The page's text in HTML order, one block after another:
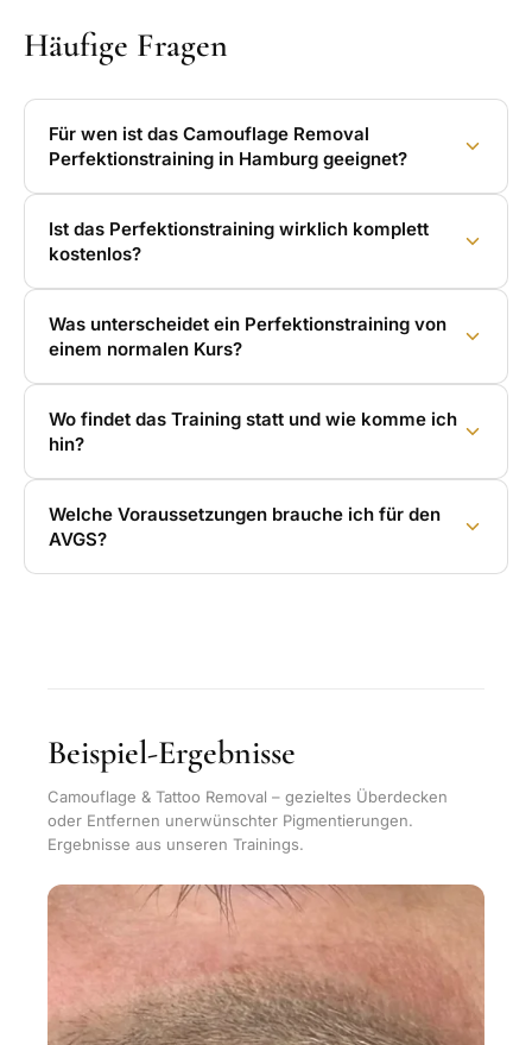
Häufige Fragen
Für wen ist das Camouflage Removal
Perfektionstraining in Hamburg geeignet?
Ist das Perfektionstraining wirklich komplett
kostenlos?
Was unterscheidet ein Perfektionstraining von
einem normalen Kurs?
Wo findet das Training statt und wie komme ich
hin?
Welche Voraussetzungen brauche ich für den
AVGS?
Beispiel-Ergebnisse
Camouflage & Tattoo Removal – gezieltes Überdecken
oder Entfernen unerwünschter Pigmentierungen.
Ergebnisse aus unseren Trainings.